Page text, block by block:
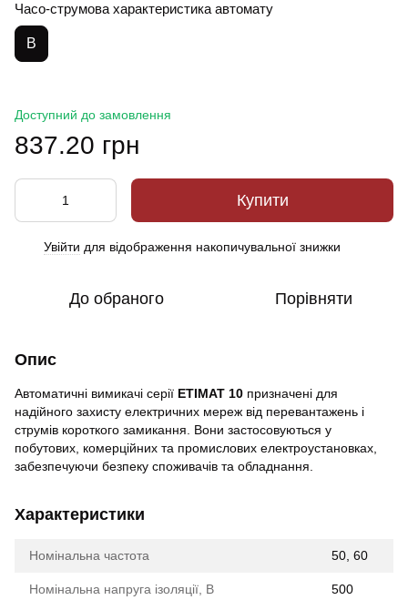
Часо-струмова характеристика автомату
B
Доступний до замовлення
837.20 грн
Купити
Увійти для відображення накопичувальної знижки
До обраного Порівняти
Опис
Автоматичні вимикачі серії ETIMAT 10 призначені для
надійного захисту електричних мереж від перевантажень і
струмів короткого замикання. Вони застосовуються у
побутових, комерційних та промислових електроустановках,
забезпечуючи безпеку споживачів та обладнання.
Характеристики
Номінальна частота 50, 60
Номінальна напруга ізоляції, В 500